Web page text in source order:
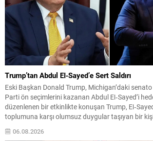
Trump’tan Abdul El‑Sayed’e Sert Saldırı
Eski Başkan Donald Trump, Michigan’daki senato
Parti ön seçimlerini kazanan Abdul El‑Sayed’i
düzenlenen bir etkinlikte konuşan Trump,
toplumuna karşı olumsuz duygular taşıyan bir
onu “komünist” olarak nitelendirdi. Trump,
“Yahudilerden nefret ettiğini” öne sürerek, bu...
06.08.2026